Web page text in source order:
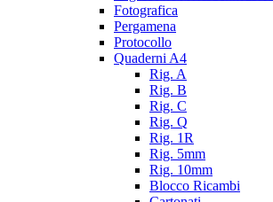
Fotografica
Pergamena
Protocollo
Quaderni A4
Rig. A
Rig. B
Rig. C
Rig. Q
Rig. 1R
Rig. 5mm
Rig. 10mm
Blocco Ricambi